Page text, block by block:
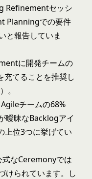
Refinementセッシ
Planningでの要件
と報告していま
に開発チームの
てることを推奨し
。
チームの68%
曖昧なBacklogアイ
上位3つに挙げてい
なCeremonyでは
けられています。し